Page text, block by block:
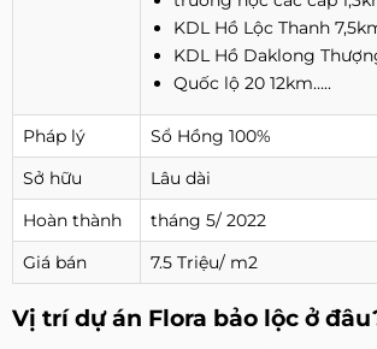
KDL Hồ Lộc Thanh
KDL Hồ Daklong
Quốc lộ 20 12km…..
Pháp lý
Sổ Hồng 100%
Sở hữu
Lâu dài
Hoàn thành
tháng 5/ 2022
Giá bán
7.5 Triệu/ m2
Vị trí dự án Flora bảo lộc ở